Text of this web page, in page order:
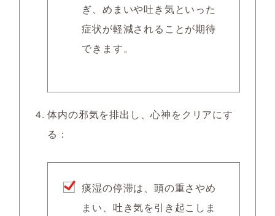
ぎ、めまいや吐き気といった
症状が軽減されることが期待
できます。
体内の邪気を排出し、心神をクリアにす
る：
痰湿の停滞は、頭の重さやめ
まい、吐き気を引き起こしま